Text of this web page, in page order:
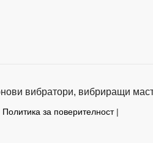
вибратори, вибриращи
Политика за поверителност|